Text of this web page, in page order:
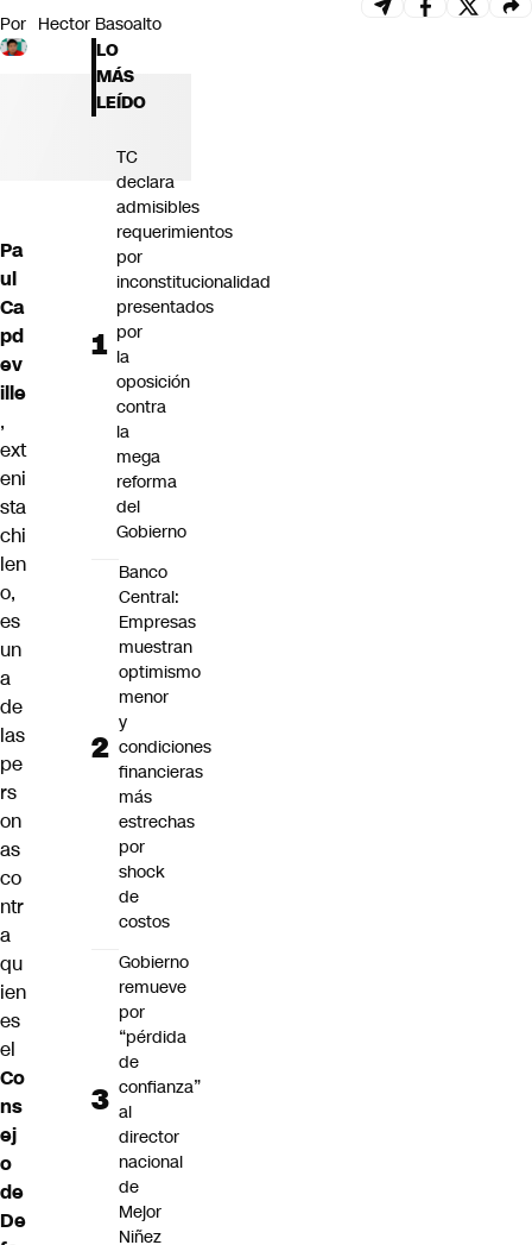
Por Hector Basoalto
Pa
ul
Ca
pd
ev
ille
,
ext
eni
sta
chi
len
o,
es
un
a
de
las
pe
rs
on
as
co
ntr
a
qu
ien
es
el
Co
ns
ej
o
de
De
LO
MÁS
LEÍDO
TC
declara
admisibles
requerimientos
por
inconstitucionalidad
presentados
por
la
oposición
contra
la
mega
reforma
del
Gobierno
Banco
Central:
Empresas
muestran
optimismo
menor
y
condiciones
financieras
más
estrechas
por
shock
de
costos
Gobierno
remueve
por
“pérdida
de
confianza”
al
director
nacional
de
Mejor
Niñez